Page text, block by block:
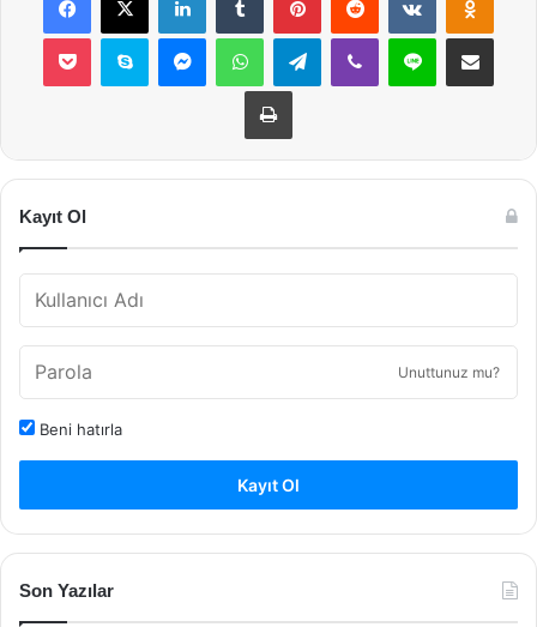
Pocket Skype MessengerWhatsAppTelegramViber Line E-Posta ile
Yazdır
Kayıt Ol
Unuttunuz mu?
Beni hatırla
Kayıt Ol
Son Yazılar